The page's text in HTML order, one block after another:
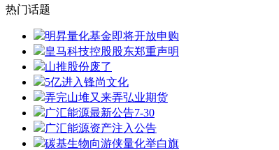
热门话题
明昇量化基金即将开放申购
皇马科技控股股东郑重声明
山推股份废了
5亿进入锋尚文化
弄完山堆又来弄弘业期货
广汇能源最新公告7-30
广汇能源资产注入公告
碳基生物向游侠量化举白旗